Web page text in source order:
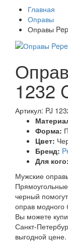
Главная
Оправы
Оправы
1232
Артикул: PJ
Форма:
Цвет:
Бренд:
Для кого:
Мужские
черный
оправ модного
Вы можете
Санкт-
выгодной цене.